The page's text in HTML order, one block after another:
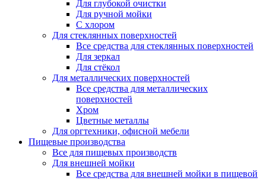
Для глубокой очистки
Для ручной мойки
С хлором
Для стеклянных поверхностей
Все средства для стеклянных поверхностей
Для зеркал
Для стёкол
Для металлических поверхностей
Все средства для металлических
поверхностей
Хром
Цветные металлы
Для оргтехники, офисной мебели
Пищевые производства
Все для пищевых производств
Для внешней мойки
Все средства для внешней мойки в пищевой